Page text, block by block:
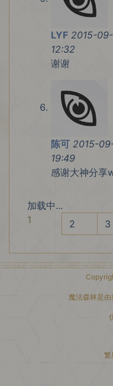
LYF 2015-
12:32
谢谢
陈可 2015-
19:49
感谢大神分享
加载中...
1
2 3
魔法森林是由
繁